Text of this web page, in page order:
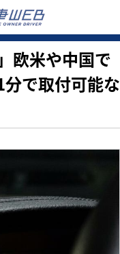
欧米や中国で
で取付可能な